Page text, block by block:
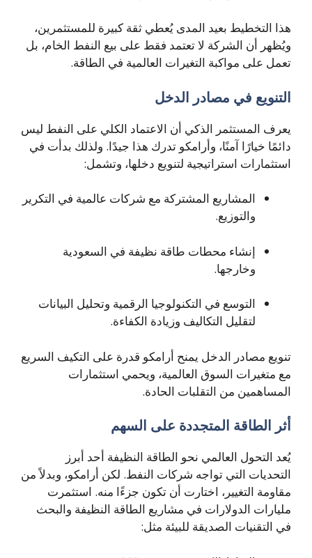
هذا التخطيط بعيد المدى يُعطي ثقة كبيرة للمستثمرين،
ويُظهر أن الشركة لا تعتمد فقط على بيع النفط الخام، بل
تعمل على مواكبة التغيرات العالمية في الطاقة.
التنويع في مصادر الدخل
يعرف المستثمر الذكي أن الاعتماد الكلي على النفط ليس
دائمًا خيارًا آمنًا، وأرامكو تدرك هذا جيدًا. ولذلك بدأت في
استثمارات استراتيجية لتنويع دخلها، وتشمل:
المشاريع المشتركة مع شركات عالمية في التكرير
والتوزيع.
إنشاء محطات طاقة نظيفة في السعودية
وخارجها.
التوسع في التكنولوجيا الرقمية وتحليل البيانات
لتقليل التكاليف وزيادة الكفاءة.
تنويع مصادر الدخل يمنح أرامكو قدرة على التكيف السريع
مع متغيرات السوق العالمية، ويحمي استثمارات
المساهمين من التقلبات الحادة.
أثر الطاقة المتجددة على السهم
يُعد التحول العالمي نحو الطاقة النظيفة أحد أبرز
التحديات التي تواجه شركات النفط. لكن أرامكو، وبدلاً من
مقاومة التغيير، اختارت أن تكون جزءًا منه. استثمرت
مليارات الدولارات في مشاريع الطاقة النظيفة والبحث
في التقنيات الصديقة للبيئة مثل: